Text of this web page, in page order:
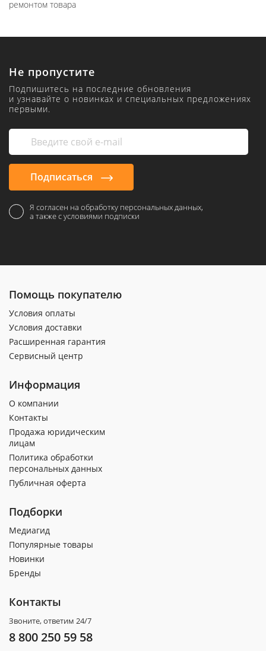
Не пропустите
Подпишитесь на последние обновления
и узнавайте о новинках и специальных предложениях
первыми.
Подписаться
Я согласен на обработку персональных данных,
а также с условиями подписки
Помощь покупателю
Условия оплаты
Условия доставки
Расширенная гарантия
Сервисный центр
Информация
О компании
Контакты
Продажа юридическим
лицам
Политика обработки
персональных данных
Публичная оферта
Подборки
Медиагид
Популярные товары
Новинки
Бренды
Контакты
Звоните, ответим 24/7
8 800 250 59 58